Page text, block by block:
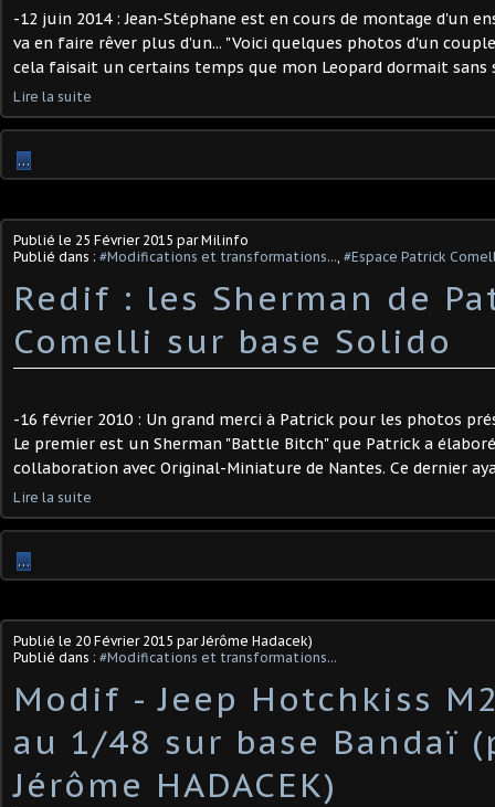
-12 juin 2014 : Jean-Stéphane est en cours de montage d'un
va en faire rêver plus d'un... "Voici quelques photos d'un
cela faisait un certains temps que mon Leopard dormait sans
Lire la suite
…
Publié le 25 Février 2015 par Milinfo
Publié dans : #Modifications et transformations..., #Espace Patrick
Redif : les Sherman de
Comelli sur base Solido
-16 février 2010 : Un grand merci à Patrick pour les photos
Le premier est un Sherman "Battle Bitch" que Patrick a
collaboration avec Original-Miniature de Nantes. Ce dernier
Lire la suite
…
Publié le 20 Février 2015 par Jérôme Hadacek)
Publié dans : #Modifications et transformations...
Modif - Jeep Hotchkiss
au 1/48 sur base Bandaï
Jérôme HADACEK)